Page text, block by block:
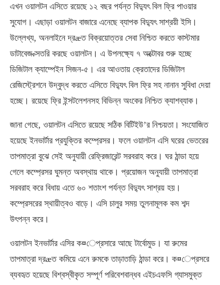
এখন ওয়ালটন এসিতে রয়েছে ১২ বছর পর্যন্ত বিদ্যুৎ বিল ফ্রি পাওয়ার
সুযোগ। এছাড়া ওয়ালটন বাজারে এনেছে ব্যাপক বিদ্যুৎ সাশ্রয়ী ইসি।
উল্লেখ্য, অনলাইনে দ্রæত বিক্রয়োত্তর সেবা নিশ্চিত করতে কাস্টমার
ডাটাবেজ ক্সতরি করছে ওয়ালটন। এ উপলক্ষ্যে ৭ অক্টোবর শুরু হচ্ছে
ডিজিটাল ক্যাম্পেইন সিজন-৫। এর আওতায় ক্রেতাদের ডিজিটাল
রেজিস্ট্রেশনে উদ্বুদ্ধ করতে এসিতে বিদ্যুৎ বিল ফ্রি সহ নানান সুবিধা দেয়া
হচ্ছে। রয়েছে ফ্রি ইন্সটলেশনসহ বিভিন্ন অংকের নিশ্চিত ক্যাশব্যাক।
জানা গেছে, ওয়ালটন এসিতে রয়েছে সঠিক বিটিইউ’র নিশ্চয়তা। সংযোজিত
হয়েছে ইনভার্টার প্রযুক্তির কম্প্রেসর। ফলে ওয়ালটন এসি ঘরের ভেতরের
তাপমাত্রা বুঝে সেই অনুযায়ী রেফ্রিজারেন্ট সরবরাহ করে। ঘর ঠান্ডা হয়ে
গেলে কম্প্রেসর ঘুমন্ত অবস্থায় থাকে। প্রয়োজন অনুযায়ী তাপমাত্রা
সরবরাহ করে বিধায় এতে ৬০ শতাংশ পর্যন্ত বিদ্যুৎ সাশ্রয় হয়।
কম্প্রেসরের স্থায়ীত্বও বাড়ে। এসি চালুর সময় তুলনামূলক কম শব্দ
উৎপন্ন করে।
ওয়ালটন ইনভার্টার এসির ক¤েপ্রসারে আছে টার্বোমুড। যা রুমের
তাপমাত্রা দ্রæত কমিয়ে এনে রুমকে তাড়াতাড়ি ঠান্ডা করে। ক¤েপ্রসরে
ব্যবহৃত হয়েছে বিশ্বস্বীকৃত সম্পূর্ণ পরিবেশবান্ধব এইচএফসি গ্যাসমুক্ত